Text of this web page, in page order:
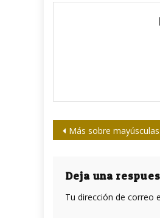
Navegación
entradas
Más sobre mayúsculas y minúsculas…
Deja una
Tu dirección de correo